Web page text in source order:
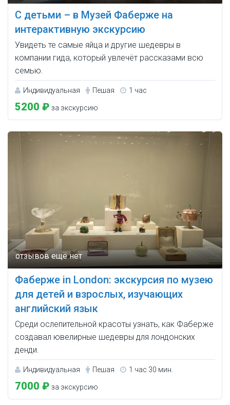
С детьми – в Музей Фаберже на
интерактивную экскурсию
Увидеть те самые яйца и другие шедевры в
компании гида, который увлечёт рассказами всю
семью.
Индивидуальная Пешая 1 час
5200 ₽ за экскурсию
Фаберже in London: экскурсия по музею
для детей и взрослых, изучающих
английский язык
Среди ослепительной красоты узнать, как Фаберже
создавал ювелирные шедевры для лондонских
денди.
Индивидуальная Пешая 1 час 30 мин.
7000 ₽ за экскурсию